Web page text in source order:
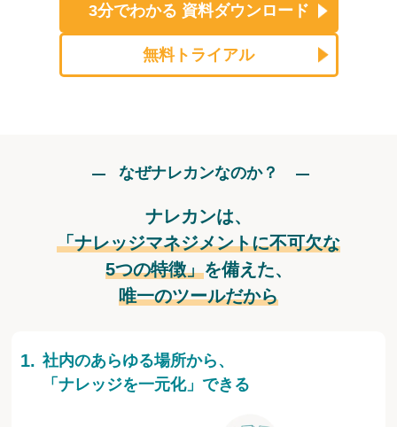
3分でわかる 資料ダウンロード
無料トライアル
なぜナレカンなのか？
ナレカンは、
「ナレッジマネジメントに不可欠な
5つの特徴」を備えた、
唯一のツールだから
社内のあらゆる場所から、
「ナレッジを一元化」できる